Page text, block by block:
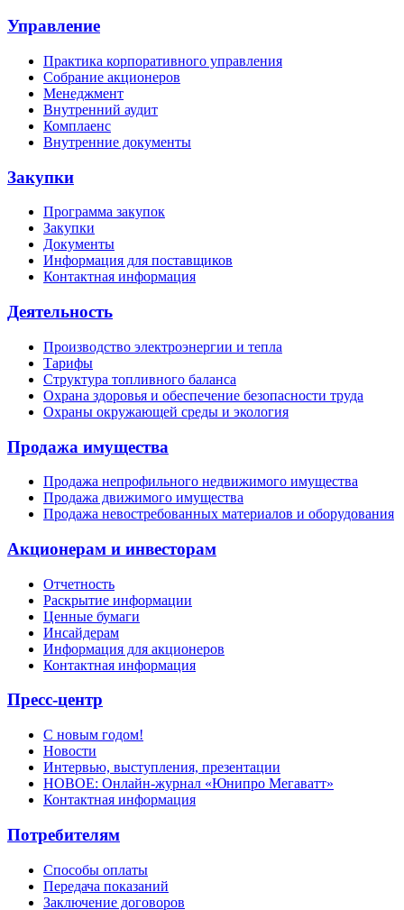
Управление
Практика корпоративного управления
Собрание акционеров
Менеджмент
Внутренний аудит
Комплаенс
Внутренние документы
Закупки
Программа закупок
Закупки
Документы
Информация для поставщиков
Контактная информация
Деятельность
Производство электроэнергии и тепла
Тарифы
Структура топливного баланса
Охрана здоровья и обеспечение безопасности труда
Охраны окружающей среды и экология
Продажа имущества
Продажа непрофильного недвижимого имущества
Продажа движимого имущества
Продажа невостребованных материалов и оборудования
Акционерам и инвесторам
Отчетность
Раскрытие информации
Ценные бумаги
Инсайдерам
Информация для акционеров
Контактная информация
Пресс-центр
С новым годом!
Новости
Интервью, выступления, презентации
НОВОЕ: Онлайн-журнал «Юнипро Мегаватт»
Контактная информация
Потребителям
Способы оплаты
Передача показаний
Заключение договоров